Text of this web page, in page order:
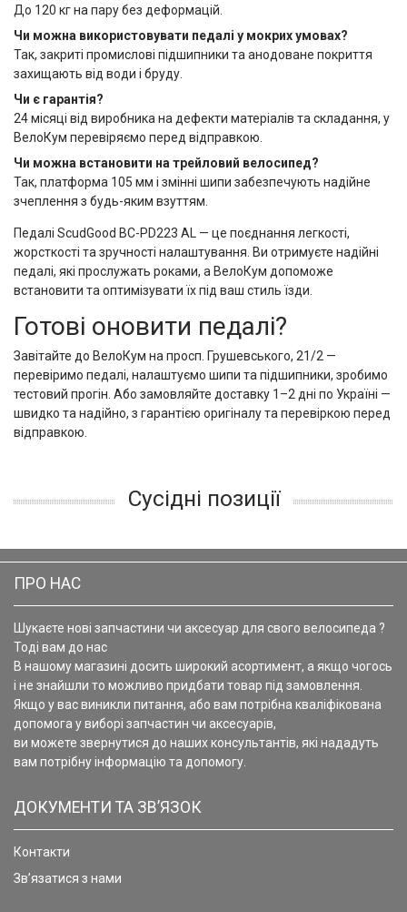
До 120 кг на пару без деформацій.
Чи можна використовувати педалі у мокрих умовах?
Так, закриті промислові підшипники та анодоване покриття
захищають від води і бруду.
Чи є гарантія?
24 місяці від виробника на дефекти матеріалів та складання, у
ВелоКум перевіряємо перед відправкою.
Чи можна встановити на трейловий велосипед?
Так, платформа 105 мм і змінні шипи забезпечують надійне
зчеплення з будь-яким взуттям.
Педалі ScudGood BC-PD223 AL — це поєднання легкості,
жорсткості та зручності налаштування. Ви отримуєте надійні
педалі, які прослужать роками, а ВелоКум допоможе
встановити та оптимізувати їх під ваш стиль їзди.
Готові оновити педалі?
Завітайте до ВелоКум на просп. Грушевського, 21/2 —
перевіримо педалі, налаштуємо шипи та підшипники, зробимо
тестовий прогін. Або замовляйте доставку 1–2 дні по Україні —
швидко та надійно, з гарантією оригіналу та перевіркою перед
відправкою.
Сусідні позиції
ПРО НАС
Шукаєте нові запчастини чи аксесуар для свого велосипеда ?
Тоді вам до нас
В нашому магазині досить широкий асортимент, а якщо чогось
і не знайшли то можливо придбати товар під замовлення.
Якщо у вас виникли питання, або вам потрібна кваліфікована
допомога у виборі запчастин чи аксесуарів,
ви можете звернутися до наших консультантів, які нададуть
вам потрібну інформацію та допомогу.
ДОКУМЕНТИ ТА ЗВ’ЯЗОК
Контакти
Зв’язатися з нами